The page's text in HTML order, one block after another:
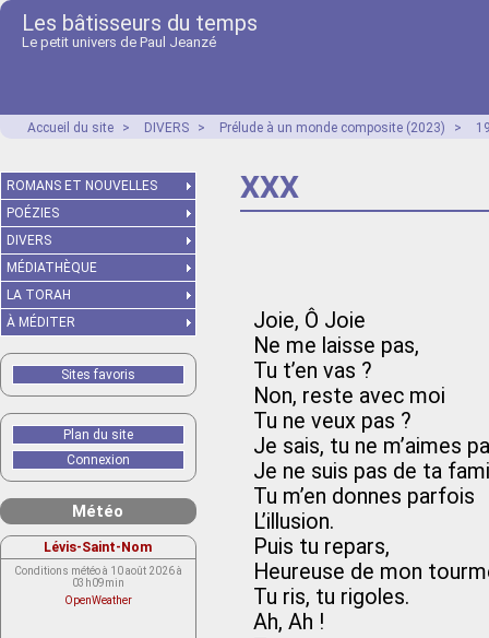
Les bâtisseurs du temps
Le petit univers de Paul Jeanzé
Accueil du site > DIVERS > Prélude à un monde composite (2023) >
XXX
Joie, Ô Joie
Ne me laisse pas,
Tu t’en vas ?
Non, reste avec moi
Tu ne veux pas ?
Je sais, tu ne m’aimes
Je ne suis pas de ta
Tu m’en donnes parfois
L’illusion.
Puis tu repars,
Heureuse de mon
Tu ris, tu rigoles.
Ah, Ah !
ROMANS ET NOUVELLES
POÉZIES
DIVERS
MÉDIATHÈQUE
LA TORAH
À MÉDITER
Sites favoris
Plan du site
Connexion
Météo
Lévis-Saint-Nom
Conditions météo à 10 août 2026 à
03h09min
OpenWeather